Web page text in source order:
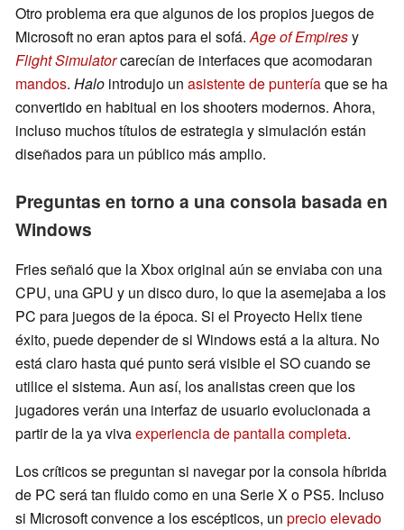
Otro problema era que algunos de los propios juegos de
Microsoft no eran aptos para el sofá.Age of Empiresy
Flight Simulatorcarecían de interfaces que acomodaran
mandos. Halo introdujo un asistente de punteríaque se ha
convertido en habitual en los shooters modernos. Ahora,
incluso muchos títulos de estrategia y simulación están
diseñados para un público más amplio.
Preguntas en torno a una consola basada en
Windows
Fries señaló que la Xbox original aún se enviaba con una
CPU, una GPU y un disco duro, lo que la asemejaba a los
PC para juegos de la época. Si el Proyecto Helix tiene
éxito, puede depender de si Windows está a la altura. No
está claro hasta qué punto será visible el SO cuando se
utilice el sistema. Aun así, los analistas creen que los
jugadores verán una interfaz de usuario evolucionada a
partir de la ya vivaexperiencia de pantalla completa.
Los críticos se preguntan si navegar por la consola híbrida
de PC será tan fluido como en una Serie X o PS5. Incluso
si Microsoft convence a los escépticos, un precio elevado